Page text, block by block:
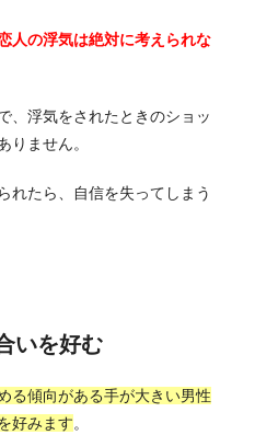
人の浮気は絶対に考えられな
、浮気をされたときのショッ
りません。
れたら、自信を失ってしまう
いを好む
る傾向がある手が大きい男性
好みます。